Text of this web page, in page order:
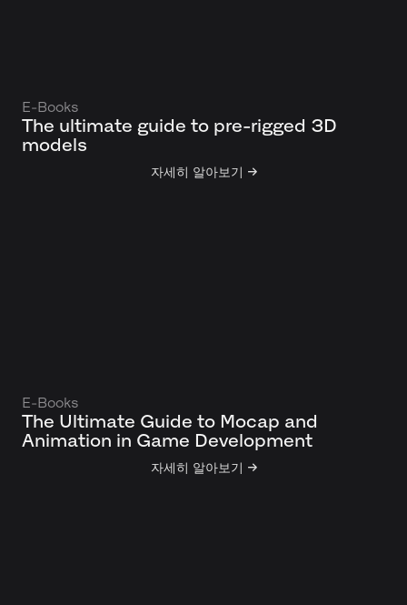
E-Books
The ultimate guide to pre-rigged 3D
models
자세히 알아보기 →
E-Books
The Ultimate Guide to Mocap and
Animation in Game Development
자세히 알아보기 →